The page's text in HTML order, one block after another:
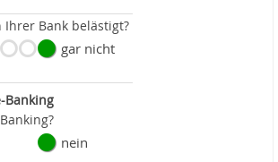
Ihrer Bank belästigt?
gar nicht
Banking
nein